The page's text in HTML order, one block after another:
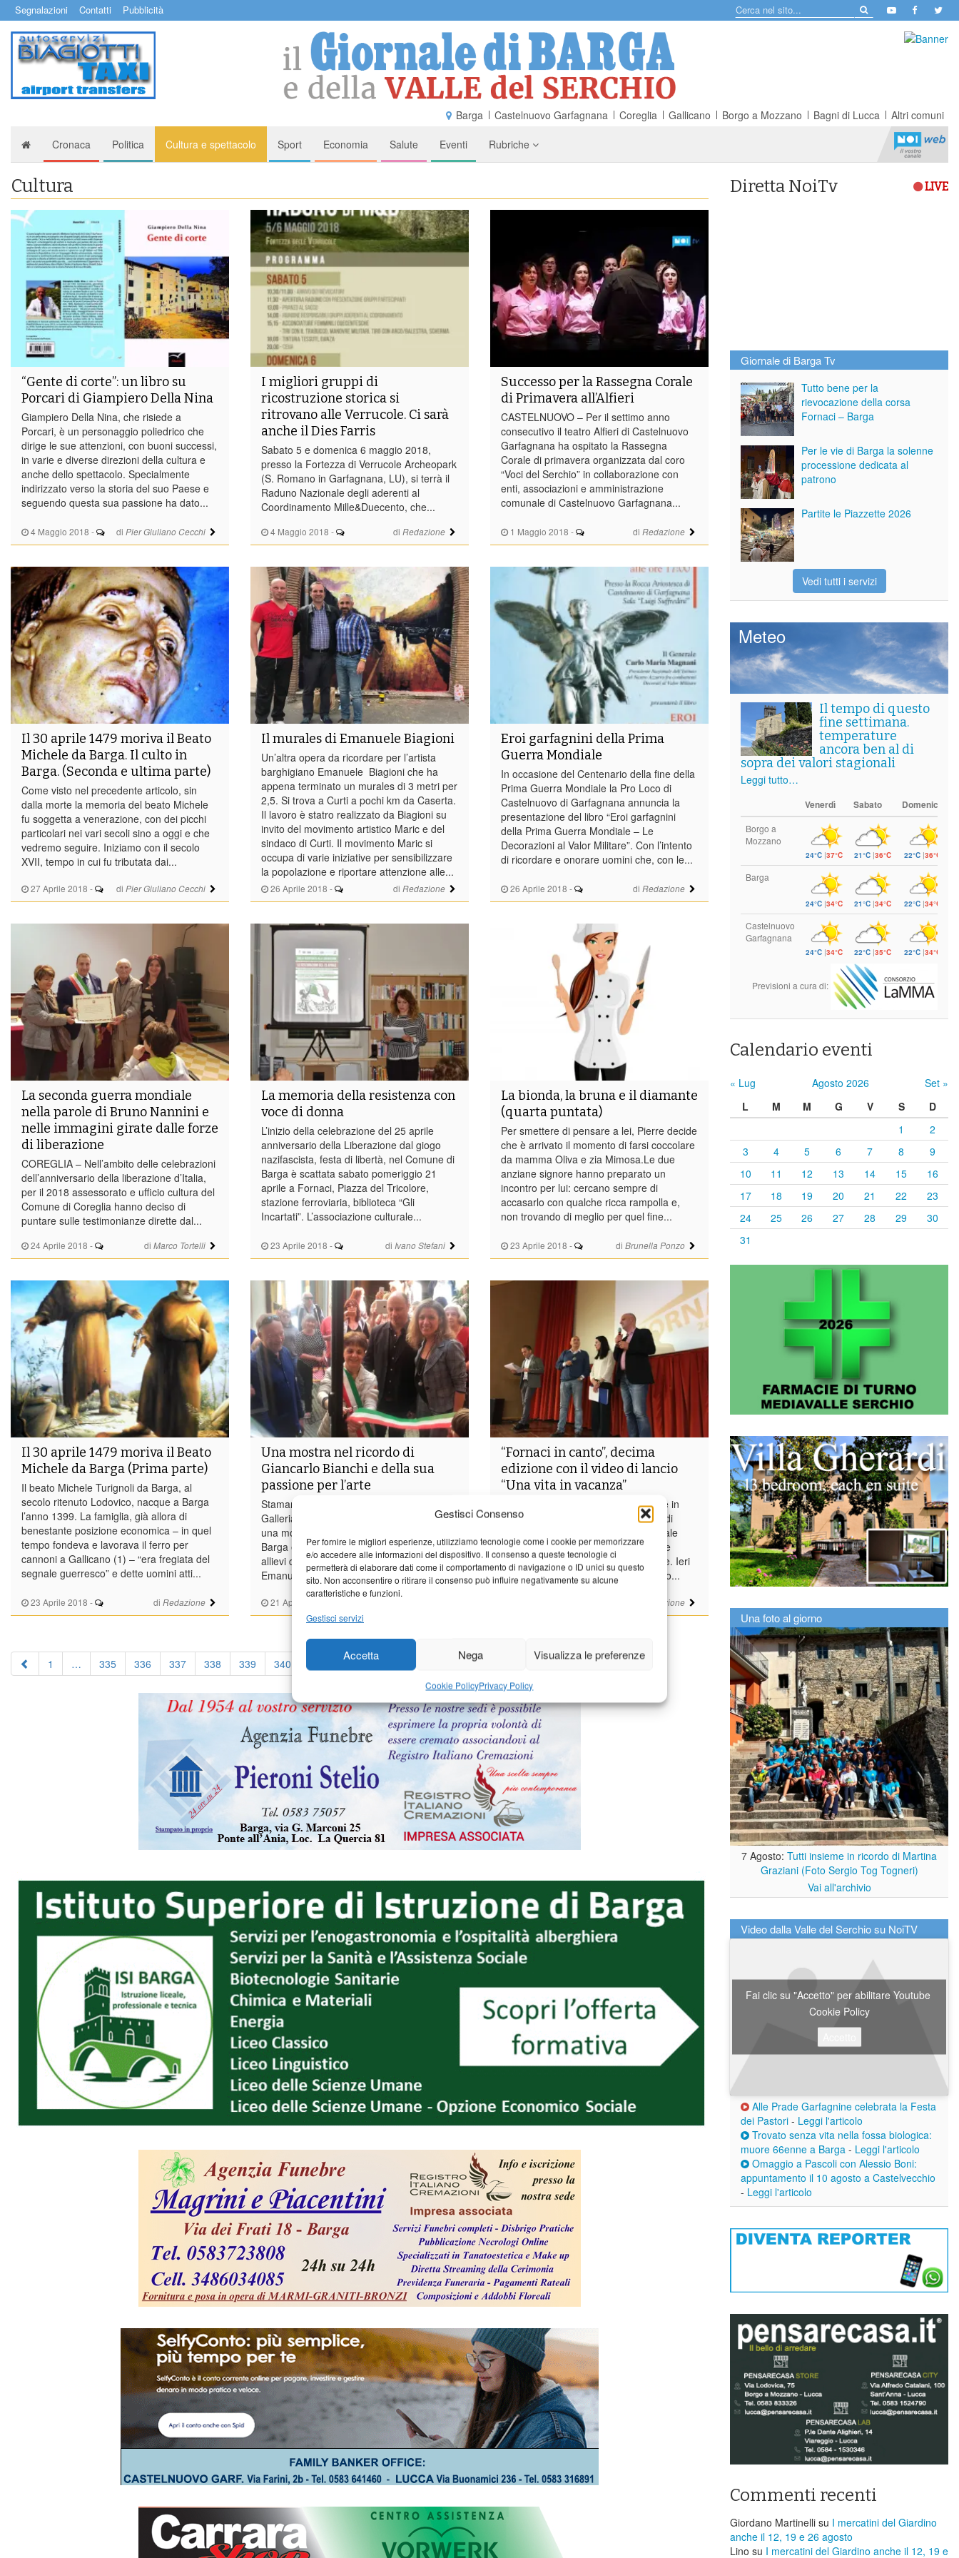
Gestisci Consenso
Per fornire le migliori esperienze, utilizziamo tecnologie come i cookie per memorizzare
e/o accedere alle informazioni del dispositivo. Il consenso a queste tecnologie ci
permetterà di elaborare dati come il comportamento di navigazione o ID unici su questo
sito. Non acconsentire o ritirare il consenso può influire negativamente su alcune
caratteristiche e funzioni.
Gestisci servizi
Accetta Nega Visualizza le preferenze
Cookie PolicyPrivacy Policy
Segnalazioni Contatti Pubblicità
Barga Castelnuovo Garfagnana Coreglia Gallicano Borgo a Mozzano Bagni di Lucca Altri comuni
Cronaca Politica Cultura e spettacolo Sport Economia Salute Eventi Rubriche
Cultura
4 Maggio 2018 - di Pier Giuliano Cecchi
“Gente di corte”: un libro su
Porcari di Giampiero Della Nina
Giampiero Della Nina, che risiede a
Porcari, è un personaggio poliedrico che
dirige le sue attenzioni, con buoni successi,
in varie e diverse direzioni della cultura e
anche dello spettacolo. Specialmente
indirizzato verso la storia del suo Paese e
seguendo questa sua passione ha dato...
4 Maggio 2018 - di Redazione
I migliori gruppi di
ricostruzione storica si
ritrovano alle Verrucole. Ci sarà
anche il Dies Farris
Sabato 5 e domenica 6 maggio 2018,
presso la Fortezza di Verrucole Archeopark
(S. Romano in Garfagnana, LU), si terrà il
Raduno Nazionale degli aderenti al
Coordinamento Mille&Duecento, che...
1 Maggio 2018 - di Redazione
Successo per la Rassegna Corale
di Primavera all’Alfieri
CASTELNUOVO – Per il settimo anno
consecutivo il teatro Alfieri di Castelnuovo
Garfagnana ha ospitato la Rassegna
Corale di primavera organizzata dal coro
“Voci del Serchio” in collaborazione con
enti, associazioni e amministrazione
comunale di Castelnuovo Garfagnana...
27 Aprile 2018 - di Pier Giuliano Cecchi
Il 30 aprile 1479 moriva il Beato
Michele da Barga. Il culto in
Barga. (Seconda e ultima parte)
Come visto nel precedente articolo, sin
dalla morte la memoria del beato Michele
fu soggetta a venerazione, con dei picchi
particolari nei vari secoli sino a oggi e che
vedremo seguire. Iniziamo con il secolo
XVII, tempo in cui fu tributata dai...
26 Aprile 2018 - di Redazione
Il murales di Emanuele Biagioni
Un’altra opera da ricordare per l’artista
barghigiano Emanuele Biagioni che ha
appena terminato un murales di 3 metri per
2,5. Si trova a Curti a pochi km da Caserta.
Il lavoro è statro realizzato da Biagioni su
invito del movimento artistico Maric e del
sindaco di Curti. Il movimento Maric si
occupa di varie iniziative per sensibilizzare
la popolazione e riportare attenzione alle...
26 Aprile 2018 - di Redazione
Eroi garfagnini della Prima
Guerra Mondiale
In occasione del Centenario della fine della
Prima Guerra Mondiale la Pro Loco di
Castelnuovo di Garfagnana annuncia la
presentazione del libro “Eroi garfagnini
della Prima Guerra Mondiale – Le
Decorazioni al Valor Militare”. Con l’intento
di ricordare e onorare uomini che, con le...
24 Aprile 2018 - di Marco Tortelli
La seconda guerra mondiale
nella parole di Bruno Nannini e
nelle immagini girate dalle forze
di liberazione
COREGLIA – Nell’ambito delle celebrazioni
dell’anniversario della liberazione d’Italia,
per il 2018 assessorato e ufficio cultura del
Comune di Coreglia hanno deciso di
puntare sulle testimonianze dirette dal...
23 Aprile 2018 - di Ivano Stefani
La memoria della resistenza con
voce di donna
L’inizio della celebrazione del 25 aprile
anniversario della Liberazione dal giogo
nazifascista, festa di libertà, nel Comune di
Barga è scattata sabato pomeriggio 21
aprile a Fornaci, Piazza del Tricolore,
stazione ferroviaria, biblioteca “Gli
Incartati”. L’associazione culturale...
23 Aprile 2018 - di Brunella Ponzo
La bionda, la bruna e il diamante
(quarta puntata)
Per smettere di pensare a lei, Pierre decide
che è arrivato il momento di farsi coccolare
da mamma Oliva e zia Mimosa.Le due
anziane signore hanno preparato un
incontro per lui: cercano sempre di
accasarlo con qualche ricca rampolla e,
non trovando di meglio per quel fine...
23 Aprile 2018 - di Redazione
Il 30 aprile 1479 moriva il Beato
Michele da Barga (Prima parte)
Il beato Michele Turignoli da Barga, al
secolo ritenuto Lodovico, nacque a Barga
l’anno 1399. La famiglia, già allora di
benestante posizione economica – in quel
tempo fondeva e lavorava il ferro per
cannoni a Gallicano (1) – “era fregiata del
segnale guerresco” e dette uomini atti...
21 Aprile 2018
Una mostra nel ricordo di
Giancarlo Bianchi e della sua
passione per l’arte
Stamani è stata inaugurata presso la
Galleria Comunale di via di Borgo a Barga,
una mostra di pittura organizzata da Unitre
Barga ed alla quale hanno partecipato gli
allievi dei laboratori di pittura di Chris Bell e
Emanuele Biagioni. E’ stato un m omento...
Redazione
“Fornaci in canto”, decima
edizione con il video di lancio
“Una vita in vacanza”
BARGA – “Prima stella”, come si dice in
gergo calcistico, per i 10 anni di vita di
“Fornaci in canto”, il concorso musicale
Nazionale che, per questo importante
traguardo, ha in serbo tante sorprese. Ieri
sera, giovedì 19 aprile abbiamo avuto...
1 … 335 336 337 338 339 340 342 344 345
Diretta NoiTv LIVE
Giornale di Barga Tv
Tutto bene per la
rievocazione della corsa
Fornaci – Barga
Per le vie di Barga la solenne
processione dedicata al
patrono
Partite le Piazzette 2026
Vedi tutti i servizi
Meteo
Il tempo di questo
fine settimana.
temperature
ancora ben al di
sopra dei valori stagionali
Leggi tutto…
Venerdì Sabato Domenica
Borgo a
Mozzano
24°C |37°C 21°C |36°C 22°C |36°C
Barga
24°C |34°C 21°C |34°C 22°C |34°C
Castelnuovo
Garfagnana
24°C |34°C 22°C |35°C 22°C |34°C
Previsioni a cura di:
Calendario eventi
« Lug Agosto 2026
Set »
L
M M G V S
D
1
2
3
4 5 6 7 8
9
10
11 12 13 14 15
16
17
18 19 20 21 22
23
24
25 26 27 28 29
30
31
Una foto al giorno
7 Agosto: Tutti insieme in ricordo di Martina
Graziani (Foto Sergio Tog Togneri)
Vai all'archivio
Video dalla Valle del Serchio su NoiTV
Fai clic su "Accetto" per abilitare Youtube
Cookie Policy
Alle Prade Garfagnine celebrata la Festa
dei Pastori - Leggi l'articolo
Trovato senza vita nella fossa biologica:
muore 66enne a Barga - Leggi l'articolo
Omaggio a Pascoli con Alessio Boni:
appuntamento il 10 agosto a Castelvecchio
- Leggi l'articolo
Commenti recenti
Giordano Martinelli su I mercatini del Giardino
anche il 12, 19 e 26 agosto
Lino su I mercatini del Giardino anche il 12, 19 e